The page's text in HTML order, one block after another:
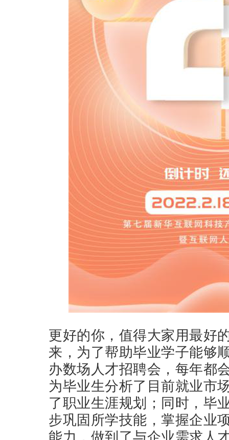
更好的你，值得大家用最好
来，为了帮助毕业学子能够
办数场人才招聘会，每年都
为毕业生分析了目前就业市
了职业生涯规划；同时，毕
步巩固所学技能，掌握企业
能力，做到了与企业需求人